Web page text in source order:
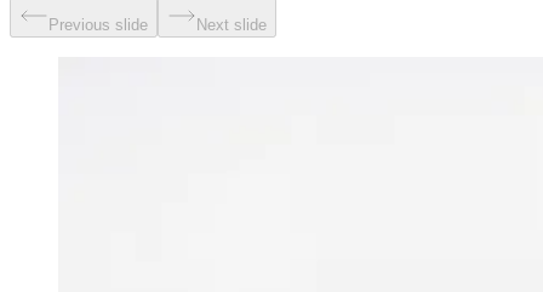
Previous slide Next slide